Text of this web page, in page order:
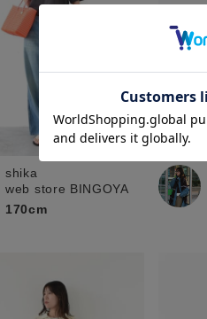
shika
web store BINGOYA
170cm